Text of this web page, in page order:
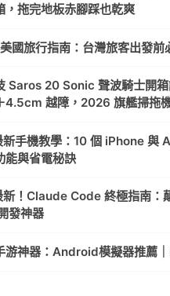
，拖完地板赤腳踩也乾爽
國旅行指南：台灣旅客出發前
Saros 20 Sonic 聲波騎士開
4.5cm 越障，2026 旗艦掃拖
手機教學：10 個 iPhone 與
能與省電秘訣
！Claude Code 終極指南：
發神器
游神器：Android模擬器推薦